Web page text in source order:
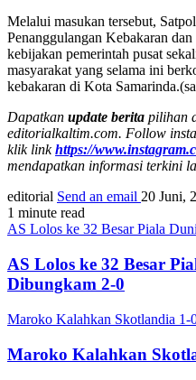
Melalui masukan tersebut,
Penanggulangan Kebakaran
kebijakan pemerintah pusat
masyarakat yang selama ini
kebakaran di Kota
Dapatkan update berita pilihan
editorialkaltim.com. Follow
klik linkhttps://
mendapatkan informasi terkini
editorial Send an email 20 Juni,
1 minute read
AS Lolos ke 32 Besar Piala
AS Lolos ke 32 Besar
Dibungkam 2-0
Maroko Kalahkan Skotlandia 1-
Maroko Kalahkan